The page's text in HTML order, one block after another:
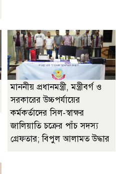
মাননীয় প্রধানমন্ত্রী, মন্ত্রীবর্গ ও
সরকারের উচ্চপর্যায়ের
কর্মকর্তাদের সিল-স্বাক্ষর
জালিয়াতি চক্রের পাঁচ সদস্য
গ্রেফতার; বিপুল আলামত উদ্ধার